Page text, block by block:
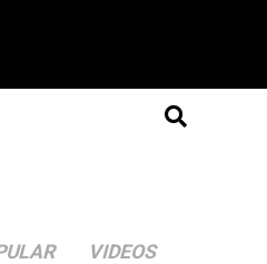
VIDEOS